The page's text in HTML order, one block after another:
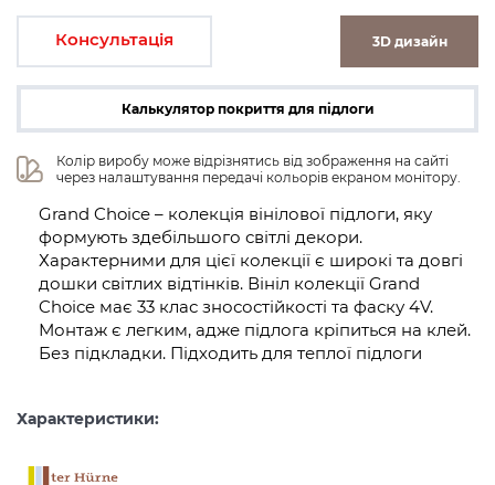
Консультація 3D дизайн
Калькулятор покриття для підлоги
Колір виробу може відрізнятись від зображення на сайті
через налаштування передачі кольорів екраном монітору.
Grand Choice – колекція вінілової підлоги, яку
формують здебільшого світлі декори.
Характерними для цієї колекції є широкі та довгі
дошки світлих відтінків. Вініл колекції Grand
Choice має 33 клас зносостійкості та фаску 4V.
Монтаж є легким, адже підлога кріпиться на клей.
Без підкладки. Підходить для теплої підлоги
Характеристики: